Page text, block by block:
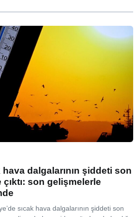
hava dalgalarının şiddeti son
çıktı: son gelişmelerle
sıcak hava dalgalarının şiddeti son